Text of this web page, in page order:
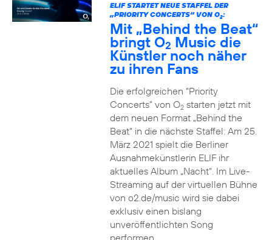
ELIF STARTET NEUE STAFFEL DER
„PRIORITY CONCERTS“ VON O2:
Mit „Behind the Beat“
bringt O2 Music die
Künstler noch näher
zu ihren Fans
Die erfolgreichen “Priority
Concerts” von O2starten jetzt mit
dem neuen Format „Behind the
Beat“ in die nächste Staffel: Am 25.
März 2021 spielt die Berliner
Ausnahmekünstlerin ELIF ihr
aktuelles Album „Nacht“. Im Live-
Streaming auf der virtuellen Bühne
von o2.de/music wird sie dabei
exklusiv einen bislang
unveröffentlichten Song
performen.